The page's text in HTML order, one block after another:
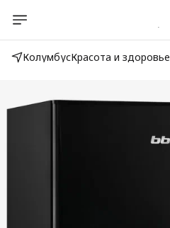
КолумбусКрасота и здоровье